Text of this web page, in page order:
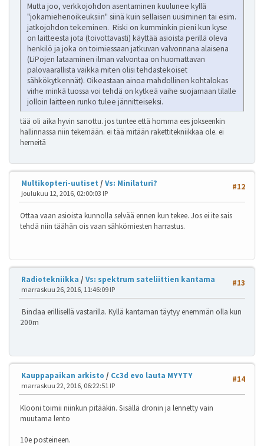
Mutta joo, verkkojohdon asentaminen kuulunee kyllä
"jokamiehenoikeuksiin" siinä kuin sellaisen uusiminen tai esim.
jatkojohdon tekeminen. Riski on kumminkin pieni kun kyse
on laitteesta jota (toivottavasti) käyttää asioista perillä oleva
henkilö ja joka on toimiessaan jatkuvan valvonnana alaisena
(LiPojen lataaminen ilman valvontaa on huomattavan
palovaarallista vaikka miten olisi tehdastekoiset
sähkökytkennät). Oikeastaan ainoa mahdollinen kohtalokas
virhe minkä tuossa voi tehdä on kytkeä vaihe suojamaan tilalle
jolloin laitteen runko tulee jännitteiseksi.
tää oli aika hyvin sanottu. jos tuntee että homma ees jokseenkin
hallinnassa niin tekemään. ei tää mitään rakettitekniikkaa ole. ei
herneitä
#12
Multikopteri-uutiset / Vs: Minilaturi?
joulukuu 12, 2016, 02:00:03 IP
Ottaa vaan asioista kunnolla selvää ennen kun tekee. Jos ei ite sais
tehdä niin täähän ois vaan sähkömiesten harrastus.
#13
Radiotekniikka / Vs: spektrum sateliittien kantama
marraskuu 26, 2016, 11:46:09 IP
Bindaa erillisellä vastarilla. Kyllä kantaman täytyy enemmän olla kun
200m
#14
Kauppapaikan arkisto / Cc3d evo lauta MYYTY
marraskuu 22, 2016, 06:22:51 IP
Klooni toimii niinkun pitääkin. Sisällä dronin ja lennetty vain
muutama lento
10e posteineen.